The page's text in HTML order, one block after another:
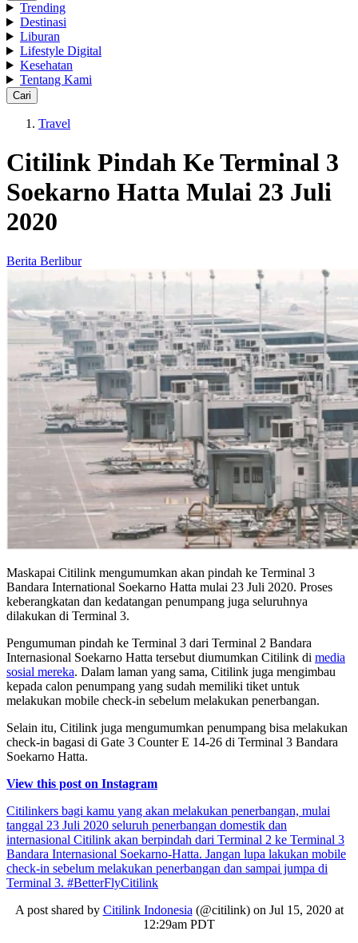
Trending
Destinasi
Liburan
Lifestyle Digital
Kesehatan
Tentang Kami
Cari
Travel
Citilink Pindah Ke Terminal 3
Soekarno Hatta Mulai 23 Juli
2020
Berita Berlibur
Maskapai Citilink mengumumkan akan pindah ke Terminal 3
Bandara International Soekarno Hatta mulai 23 Juli 2020. Proses
keberangkatan dan kedatangan penumpang juga seluruhnya
dilakukan di Terminal 3.
Pengumuman pindah ke Terminal 3 dari Terminal 2 Bandara
Internasional Soekarno Hatta tersebut diumumkan Citilink di media
sosial mereka. Dalam laman yang sama, Citilink juga mengimbau
kepada calon penumpang yang sudah memiliki tiket untuk
melakukan mobile check-in sebelum melakukan penerbangan.
Selain itu, Citilink juga mengumumkan penumpang bisa melakukan
check-in bagasi di Gate 3 Counter E 14-26 di Terminal 3 Bandara
Soekarno Hatta.
View this post on Instagram
Citilinkers bagi kamu yang akan melakukan penerbangan, mulai
tanggal 23 Juli 2020 seluruh penerbangan domestik dan
internasional Citilink akan berpindah dari Terminal 2 ke Terminal 3
Bandara Internasional Soekarno-Hatta. Jangan lupa lakukan mobile
check-in sebelum melakukan penerbangan dan sampai jumpa di
Terminal 3. #BetterFlyCitilink
A post shared by Citilink Indonesia (@citilink) on Jul 15, 2020 at
12:29am PDT